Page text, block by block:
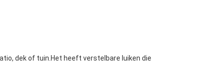
dek of tuin.Het heeft verstelbare luiken die